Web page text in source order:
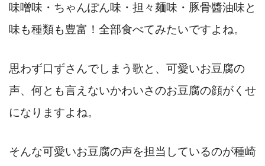
味噌味・ちゃんぽん味・担々麺味・豚骨醬油味と
味も種類も豊富！全部食べてみたいですよね。
思わず口ずさんでしまう歌と、可愛いお豆腐の
声、何とも言えないかわいさのお豆腐の顔がくせ
になりますよね。
そんな可愛いお豆腐の声を担当しているのが種崎